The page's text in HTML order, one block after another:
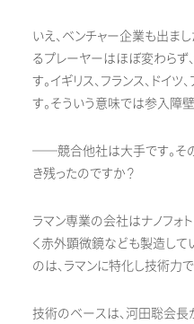
いえ、ベンチャー企業も出ま
るプレーヤーはほぼ変わらず
す。イギリス、フランス、ドイ
す。そういう意味では参入障
──競合他社は大手です。そ
き残ったのですか？
ラマン専業の会社はナノフォ
く赤外顕微鏡なども製造して
のは、ラマンに特化し技術力
技術のベースは、河田聡会